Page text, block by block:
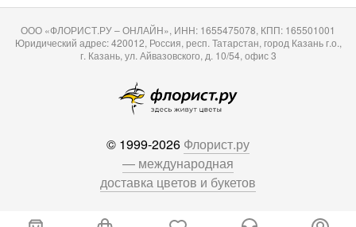
ООО «ФЛОРИСТ.РУ – ОНЛАЙН», ИНН: 1655475078, КПП: 165501001
Юридический адрес: 420012, Россия, респ. Татарстан, город Казань г.о.,
г. Казань, ул. Айвазовского, д. 10/54, офис 3
© 1999-2026 Флорист.ру
— международная
доставка цветов и букетов